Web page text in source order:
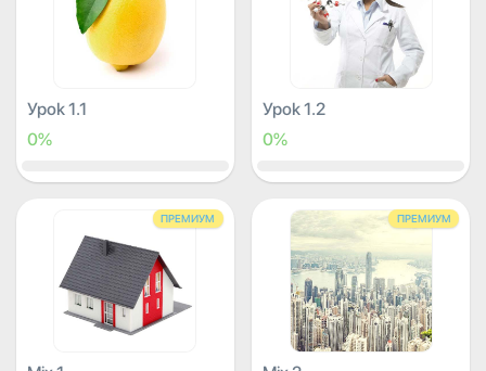
Урок 1.1
0%
Урок 1.2
0%
ПРЕМИУМ ПРЕМИУМ